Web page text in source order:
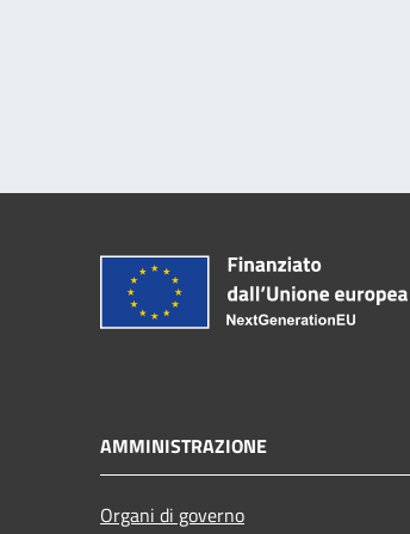
AMMINISTRAZIONE
Organi di governo